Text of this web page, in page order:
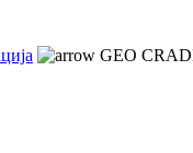
GEO